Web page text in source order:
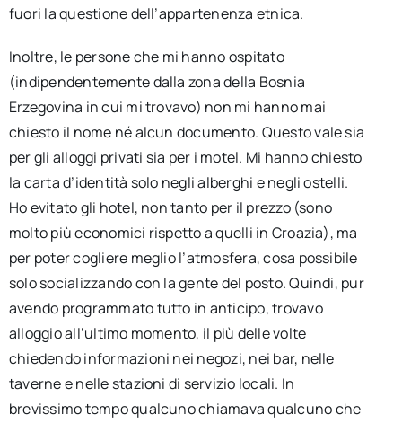
fuori la questione dell’appartenenza etnica.
Inoltre, le persone che mi hanno ospitato
(indipendentemente dalla zona della Bosnia
Erzegovina in cui mi trovavo) non mi hanno mai
chiesto il nome né alcun documento. Questo vale sia
per gli alloggi privati ​​sia per i motel. Mi hanno chiesto
la carta d’identità solo negli alberghi e negli ostelli.
Ho evitato gli hotel, non tanto per il prezzo (sono
molto più economici rispetto a quelli in Croazia), ma
per poter cogliere meglio l’atmosfera, cosa possibile
solo socializzando con la gente del posto. Quindi, pur
avendo programmato tutto in anticipo, trovavo
alloggio all’ultimo momento, il più delle volte
chiedendo informazioni nei negozi, nei bar, nelle
taverne e nelle stazioni di servizio locali. In
brevissimo tempo qualcuno chiamava qualcuno che